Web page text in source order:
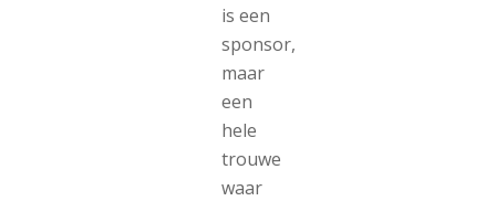
is een
sponsor,
maar
een
hele
trouwe
waar